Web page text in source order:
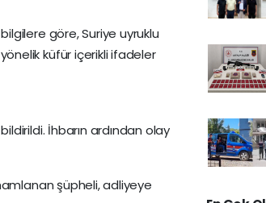
göre, Suriye uyruklu
küfür içerikli ifadeler
İhbarın ardından olay
şüpheli, adliyeye